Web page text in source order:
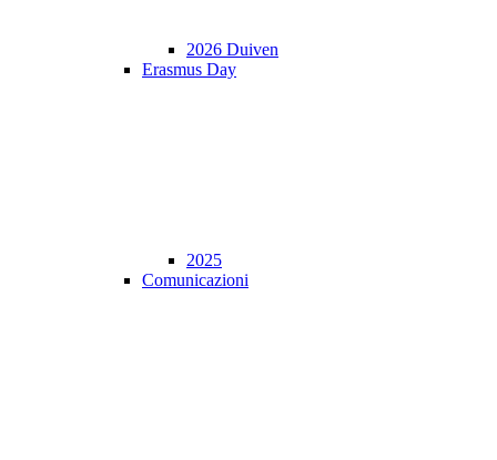
2026 Duiven
Erasmus Day
2025
Comunicazioni